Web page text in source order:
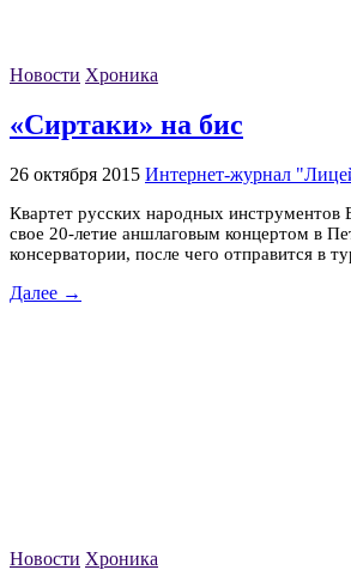
Новости Хроника
«Сиртаки» на бис
26 октября 2015 Интернет-журнал
Квартет русских народных инструментов
свое 20-летие аншлаговым концертом в
консерватории, после чего отправится в
Далее →
Новости Хроника